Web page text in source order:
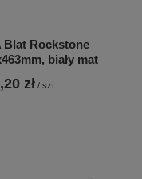
Blat Rockstone
biały mat
zł / szt.